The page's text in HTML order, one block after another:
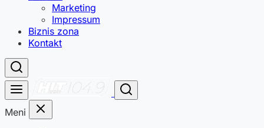
Marketing
Impressum
Biznis zona
Kontakt
Meni